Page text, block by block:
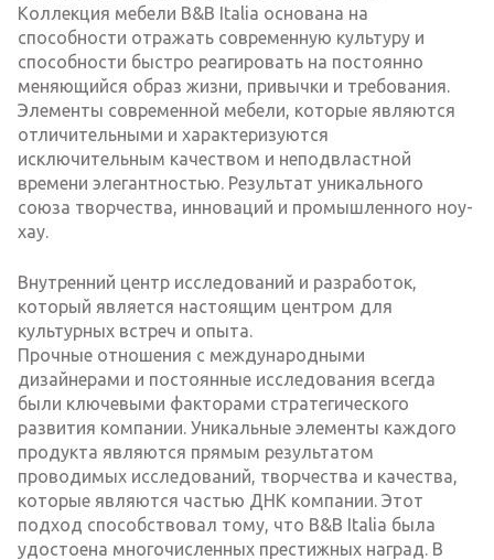
Коллекция мебели B&B Italia основана на
способности отражать современную культуру и
способности быстро реагировать на постоянно
меняющийся образ жизни, привычки и требования.
Элементы современной мебели, которые являются
отличительными и характеризуются
исключительным качеством и неподвластной
времени элегантностью. Результат уникального
союза творчества, инноваций и промышленного ноу-
хау.
Внутренний центр исследований и разработок,
который является настоящим центром для
культурных встреч и опыта.
Прочные отношения с международными
дизайнерами и постоянные исследования всегда
были ключевыми факторами стратегического
развития компании. Уникальные элементы каждого
продукта являются прямым результатом
проводимых исследований, творчества и качества,
которые являются частью ДНК компании. Этот
подход способствовал тому, что B&B Italia была
удостоена многочисленных престижных наград. В